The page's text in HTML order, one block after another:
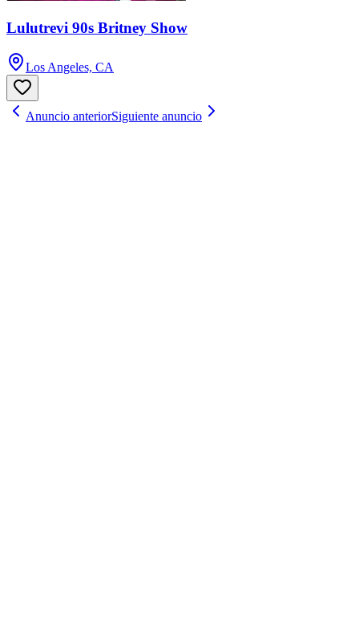
Lulutrevi 90s Britney Show
Los Angeles, CA
Anuncio anteriorSiguiente anuncio